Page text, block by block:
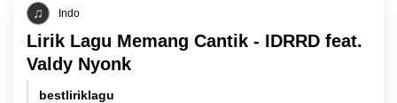
Indo
Lirik Lagu Memang Cantik - IDRRD feat.
Valdy Nyonk
bestliriklagu